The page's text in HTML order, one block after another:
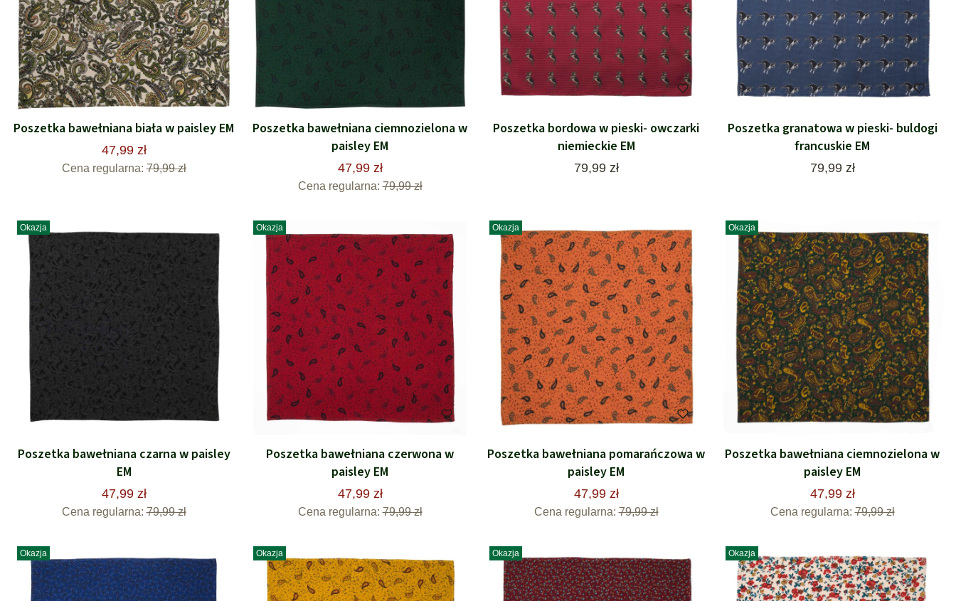
Poszetka bawełniana biała w paisley EM
47,99 zł
Cena regularna: 79,99 zł
Poszetka bawełniana ciemnozielona w
paisley EM
47,99 zł
Cena regularna: 79,99 zł
Poszetka bordowa w pieski- owczarki
niemieckie EM
Cena
79,99 zł
Poszetka granatowa w pieski- buldogi
francuskie EM
Cena
79,99 zł
Okazja
Poszetka bawełniana czarna w paisley
EM
47,99 zł
Cena regularna: 79,99 zł
Okazja
Poszetka bawełniana czerwona w
paisley EM
47,99 zł
Cena regularna: 79,99 zł
Okazja
Poszetka bawełniana pomarańczowa w
paisley EM
47,99 zł
Cena regularna: 79,99 zł
Okazja
Poszetka bawełniana ciemnozielona w
paisley EM
47,99 zł
Cena regularna: 79,99 zł
Okazja Okazja Okazja Okazja